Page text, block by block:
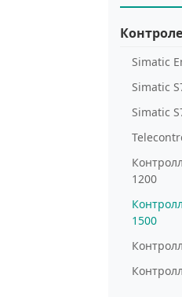
Simatic
Simatic
Simatic
1200
1500